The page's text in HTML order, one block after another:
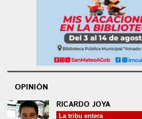
OPINIÓN
RICARDO JOYA
La tribu entera